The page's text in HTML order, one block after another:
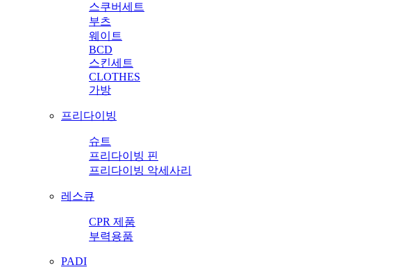
스쿠버세트
부츠
웨이트
BCD
스킨세트
CLOTHES
가방
프리다이빙
슈트
프리다이빙 핀
프리다이빙 악세사리
레스큐
CPR 제품
부력용품
PADI